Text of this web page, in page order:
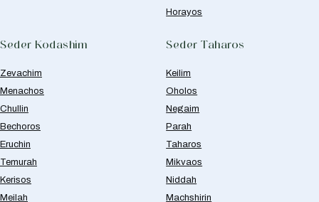
Horayos
Seder Kodashim
Zevachim
Menachos
Chullin
Bechoros
Eruchin
Temurah
Kerisos
Meilah
Seder Taharos
Keilim
Oholos
Negaim
Parah
Taharos
Mikvaos
Niddah
Machshirin